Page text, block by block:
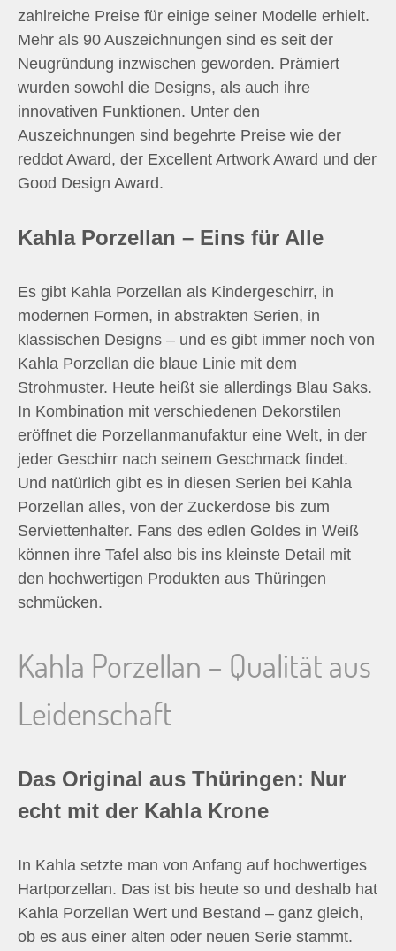
zahlreiche Preise für einige seiner Modelle erhielt.
Mehr als 90 Auszeichnungen sind es seit der
Neugründung inzwischen geworden. Prämiert
wurden sowohl die Designs, als auch ihre
innovativen Funktionen. Unter den
Auszeichnungen sind begehrte Preise wie der
reddot Award, der Excellent Artwork Award und der
Good Design Award.
Kahla Porzellan – Eins für Alle
Es gibt Kahla Porzellan als Kindergeschirr, in
modernen Formen, in abstrakten Serien, in
klassischen Designs – und es gibt immer noch von
Kahla Porzellan die blaue Linie mit dem
Strohmuster. Heute heißt sie allerdings Blau Saks.
In Kombination mit verschiedenen Dekorstilen
eröffnet die Porzellanmanufaktur eine Welt, in der
jeder Geschirr nach seinem Geschmack findet.
Und natürlich gibt es in diesen Serien bei Kahla
Porzellan alles, von der Zuckerdose bis zum
Serviettenhalter. Fans des edlen Goldes in Weiß
können ihre Tafel also bis ins kleinste Detail mit
den hochwertigen Produkten aus Thüringen
schmücken.
Kahla Porzellan – Qualität aus
Leidenschaft
Das Original aus Thüringen: Nur
echt mit der Kahla Krone
In Kahla setzte man von Anfang auf hochwertiges
Hartporzellan. Das ist bis heute so und deshalb hat
Kahla Porzellan Wert und Bestand – ganz gleich,
ob es aus einer alten oder neuen Serie stammt.